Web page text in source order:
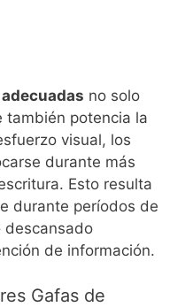
no solo
también potencia la
visual, los
durante más
Esto resulta
durante períodos de
descansado
de información.
Gafas de